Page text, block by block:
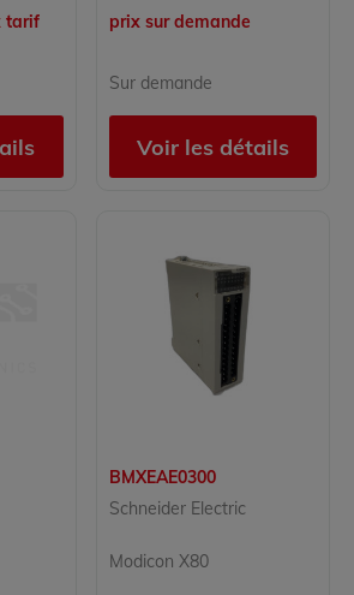
tarif prix sur demande
Sur demande
Voir les détails
BMXEAE0300
Schneider Electric
Modicon X80